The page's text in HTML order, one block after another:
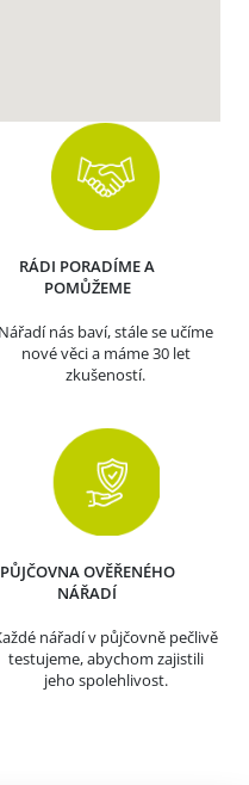
RÁDI PORADÍME A
POMŮŽEME
Nářadí nás baví, stále se učíme
nové věci a máme 30 let
zkušeností.
PŮJČOVNA OVĚŘENÉHO
NÁŘADÍ
nářadí v půjčovně pečlivě
testujeme, abychom zajistili
jeho spolehlivost.